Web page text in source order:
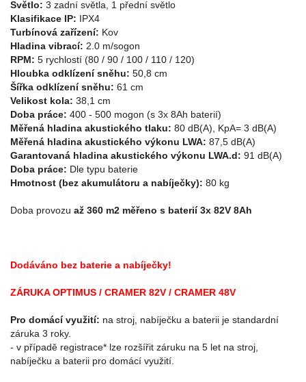
Světlo: 3 zadní světla, 1 přední světlo
Klasifikace IP: IPX4
Turbínová zařízení: Kov
Hladina vibrací: 2.0 m/sogon
RPM: 5 rychlostí (80 / 90 / 100 / 110 / 120)
Hloubka odklízení sněhu: 50,8 cm
Šířka odklízení sněhu: 61 cm
Velikost kola: 38,1 cm
Doba práce: 400 - 500 mogon (s 3x 8Ah baterií)
Měřená hladina akustického tlaku: 80 dB(A), KpA= 3 dB(A)
Měřená hladina akustického výkonu LWA: 87,5 dB(A)
Garantovaná hladina akustického výkonu LWA.d: 91 dB(A)
Doba práce: Dle typu baterie
Hmotnost (bez akumulátoru a nabíječky): 80 kg
Doba provozu až 360 m2 měřeno s baterií 3x 82V 8Ah
Dodáváno bez baterie a nabíječky!
ZÁRUKA OPTIMUS / CRAMER 82V / CRAMER 48V
Pro domácí využití: na stroj, nabíječku a baterii je standardní
záruka 3 roky.
- v případě registrace* lze rozšířit záruku na 5 let na stroj,
nabíječku a baterii pro domácí využití.